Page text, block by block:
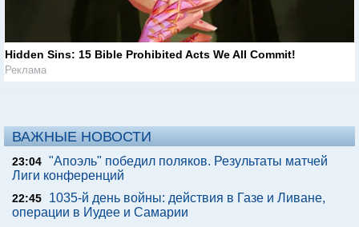
Hidden Sins: 15 Bible Prohibited Acts We All Commit!
Реклама
ВАЖНЫЕ НОВОСТИ
23:04 "Апоэль" победил поляков. Результаты матчей
Лиги конференций
22:45
1035-й день войны: действия в Газе и Ливане,
операции в Иудее и Самарии